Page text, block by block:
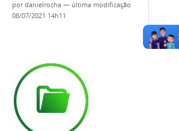
pordanielrocha — última modificação
08/07/2021 14h11